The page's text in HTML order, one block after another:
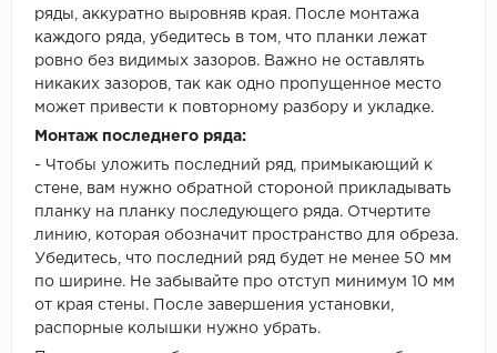
ряды, аккуратно выровняв края. После монтажа
каждого ряда, убедитесь в том, что планки лежат
ровно без видимых зазоров. Важно не оставлять
никаких зазоров, так как одно пропущенное место
может привести к повторному разбору и укладке.
Монтаж последнего ряда:
- Чтобы уложить последний ряд, примыкающий к
стене, вам нужно обратной стороной прикладывать
планку на планку последующего ряда. Отчертите
линию, которая обозначит пространство для обреза.
Убедитесь, что последний ряд будет не менее 50 мм
по ширине. Не забывайте про отступ минимум 10 мм
от края стены. После завершения установки,
распорные колышки нужно убрать.